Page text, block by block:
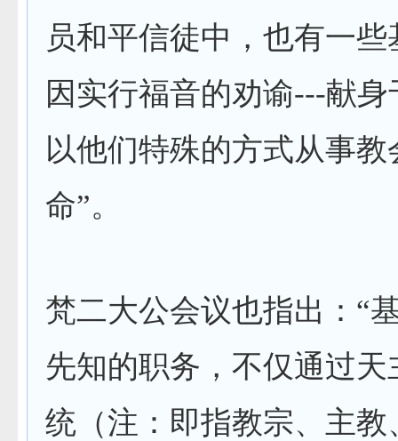
员和平信徒中，也有一
因实行福音的劝谕---献身
以他们特殊的方式从事
命”。
梵二大公会议也指出：“
先知的职务，不仅通过天
统（注：即指教宗、主教